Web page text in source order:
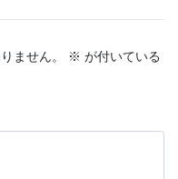
ません。 ※ が付いている